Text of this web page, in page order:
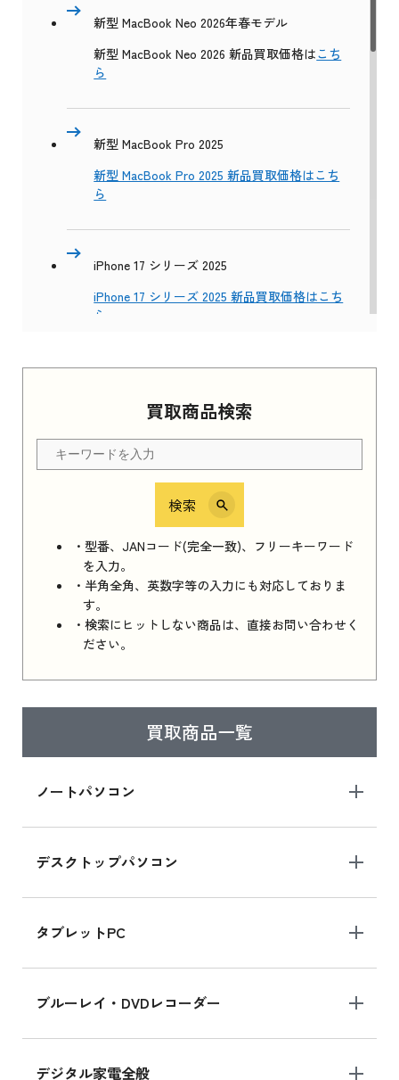
買取商品検索
検索
・型番、JANコード(完全一致)、フリーキーワード
を入力。
・半角全角、英数字等の入力にも対応しておりま
す。
・検索にヒットしない商品は、直接お問い合わせく
ださい。
買取商品一覧
ノートパソコン
デスクトップパソコン
タブレットPC
ブルーレイ・DVDレコーダー
デジタル家電全般
新型 MacBook Neo 2026年春モデル
新型 MacBook Neo 2026 新品買取価格はこち
ら
新型 MacBook Pro 2025
新型 MacBook Pro 2025 新品買取価格はこち
ら
iPhone 17 シリーズ 2025
iPhone 17 シリーズ 2025 新品買取価格はこち
ら
Apple Watch Series 11 2025 新品買取価格はこ
ちら
iPhone 16e シリーズ 2025
iPhone 16e シリーズ 2025 新品買取価格はこち
ら
iPad 11インチ 2025年春モデル
はこちら
ら
iPad mini シリーズ 2024
iPad mini 8.3インチ の新品買取価格
iPhone 16 シリーズ
iPhone 16 の新品買取価格